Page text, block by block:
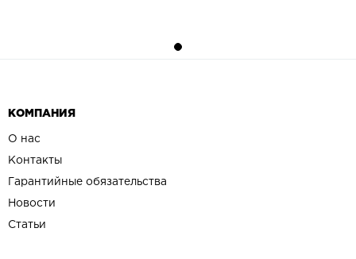
КОМПАНИЯ
О нас
Контакты
Гарантийные обязательства
Новости
Статьи